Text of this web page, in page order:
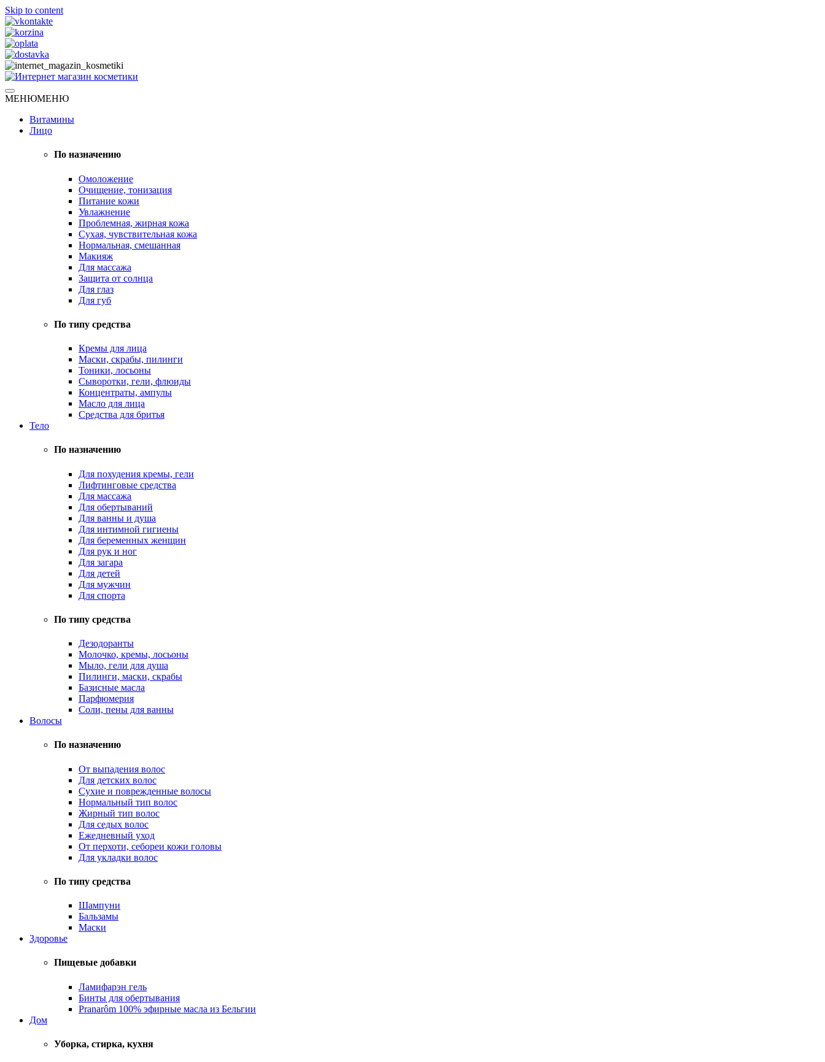
Skip to content
Интернет магазин косметики
Натуральная косметика
МЕНЮМЕНЮ
Витамины
Лицо
По назначению
Омоложение
Очищение, тонизация
Питание кожи
Увлажнение
Проблемная, жирная кожа
Сухая, чувствительная кожа
Нормальная, смешанная
Макияж
Для массажа
Защита от солнца
Для глаз
Для губ
По типу средства
Кремы для лица
Маски, скрабы, пилинги
Тоники, лосьоны
Сыворотки, гели, флюиды
Концентраты, ампулы
Масло для лица
Средства для бритья
Тело
По назначению
Для похудения кремы, гели
Лифтинговые средства
Для массажа
Для обертываний
Для ванны и душа
Для интимной гигиены
Для беременных женщин
Для рук и ног
Для загара
Для детей
Для мужчин
Для спорта
По типу средства
Дезодоранты
Молочко, кремы, лосьоны
Мыло, гели для душа
Пилинги, маски, скрабы
Базисные масла
Парфюмерия
Соли, пены для ванны
Волосы
По назначению
От выпадения волос
Для детских волос
Сухие и поврежденные волосы
Нормальный тип волос
Жирный тип волос
Для седых волос
Ежедневный уход
От перхоти, себореи кожи головы
Для укладки волос
По типу средства
Шампуни
Бальзамы
Маски
Здоровье
Пищевые добавки
Ламифарэн гель
Бинты для обертывания
Pranarôm 100% эфирные масла из Бельгии
Дом
Уборка, стирка, кухня